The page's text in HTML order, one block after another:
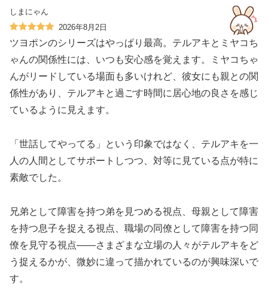
しまにゃん
2026年8月2日
ツヨポンのシリーズはやっぱり最高。テルアキとミヤコち
ゃんの関係性には、いつも安心感を覚えます。ミヤコちゃ
んがリードしている場面も多いけれど、彼女にも親との関
係性があり、テルアキと過ごす時間に居心地の良さを感じ
ているように見えます。
「世話してやってる」という印象ではなく、テルアキを一
人の人間としてサポートしつつ、対等に見ている点が特に
素敵でした。
兄弟として障害を持つ弟を見つめる視点、母親として障害
を持つ息子を捉える視点、職場の同僚として障害を持つ同
僚を見守る視点——さまざまな立場の人々がテルアキをど
う捉えるかが、微妙に違って描かれているのが興味深いで
す。